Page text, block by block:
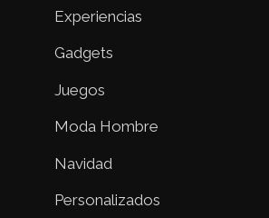
Experiencias
Gadgets
Juegos
Moda Hombre
Navidad
Personalizados